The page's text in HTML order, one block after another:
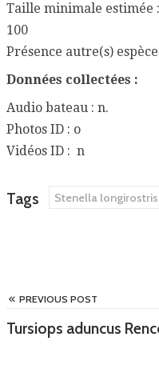
Taille minimale estimée
100
Présence autre(s)
Données collectées :
Audio bateau : n.
Photos ID : o
Vidéos ID : n
Tags Stenella longirostris
PREVIOUS POST
Tursiops aduncus